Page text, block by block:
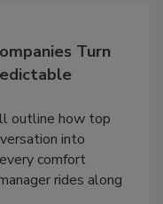
Turn
outline how top
into
comfort
rides along